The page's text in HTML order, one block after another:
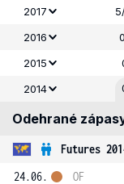
2017
2016
2015
2014
Odehrané
Futures
24.06.
OF